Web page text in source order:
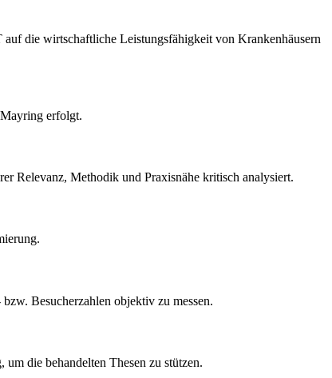
die wirtschaftliche Leistungsfähigkeit von Krankenhäusern
erfolgt.
Relevanz, Methodik und Praxisnähe kritisch analysiert.
Besucherzahlen objektiv zu messen.
die behandelten Thesen zu stützen.